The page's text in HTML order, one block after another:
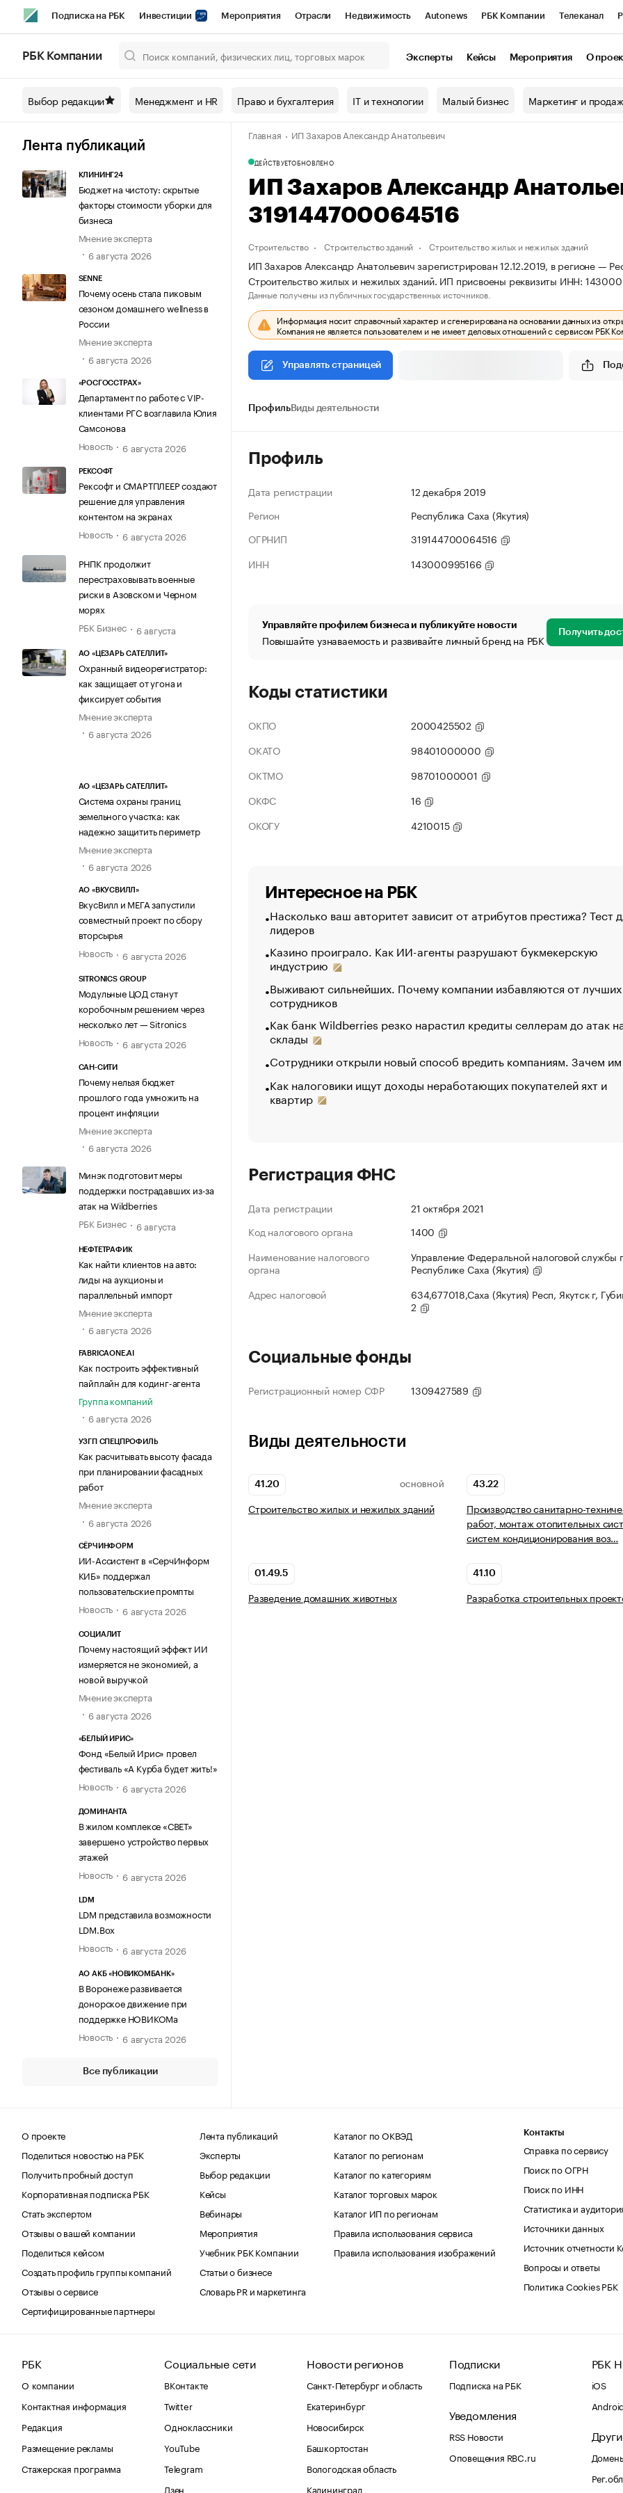
Подписка на РБК Инвестиции Мероприятия Отрасли Недвижимость Autonews РБК Компании Телеканал
Спецпроекты СПб Конференции СПб Спецпроекты Проверка контрагентов
Технологии и медиа Рынок наличной валюты
РБК Компании Эксперты Кейсы Мероприятия О
Выбор редакции Менеджмент и HR Право и бухгалтерия IT и технологии Малый бизнес Маркетинг и
Лента публикаций
КЛИНИНГ24
Бюджет на чистоту: скрытые
факторы стоимости уборки для
бизнеса
Мнение эксперта
6 августа 2026
SENNE
Почему осень стала пиковым
сезоном домашнего wellness в
России
Мнение эксперта
6 августа 2026
«РОСГОССТРАХ»
Департамент по работе с VIP-
клиентами РГС возглавила Юлия
Самсонова
Новость
6 августа 2026
РЕКСОФТ
Рексофт и СМАРТПЛЕЕР создают
решение для управления
контентом на экранах
Новость
6 августа 2026
РНПК продолжит
перестраховывать военные
риски в Азовском и Черном
морях
РБК Бизнес
6 августа
АО «ЦЕЗАРЬ САТЕЛЛИТ»
Охранный видеорегистратор:
как защищает от угона и
фиксирует события
Мнение эксперта
6 августа 2026
АО «ЦЕЗАРЬ САТЕЛЛИТ»
Система охраны границ
земельного участка: как
надежно защитить периметр
Мнение эксперта
6 августа 2026
АО «ВКУСВИЛЛ»
ВкусВилл и МЕГА запустили
совместный проект по сбору
вторсырья
Новость
6 августа 2026
SITRONICS GROUP
Модульные ЦОД станут
коробочным решением через
несколько лет — Sitronics
Новость
6 августа 2026
САН-СИТИ
Почему нельзя бюджет
прошлого года умножить на
процент инфляции
Мнение эксперта
6 августа 2026
Минэк подготовит меры
поддержки пострадавших из-за
атак на Wildberries
РБК Бизнес
6 августа
НЕФТЕТРАФИК
Как найти клиентов на авто:
лиды на аукционы и
параллельный импорт
Мнение эксперта
6 августа 2026
FABRICAONE.AI
Как построить эффективный
пайплайн для кодинг-агента
Группа компаний
6 августа 2026
УЗГП СПЕЦПРОФИЛЬ
Как расчитывать высоту фасада
при планировании фасадных
работ
Мнение эксперта
6 августа 2026
СЁРЧИНФОРМ
ИИ-Ассистент в «СерчИнформ
КИБ» поддержал
пользовательские промпты
Новость
6 августа 2026
СОЦИАЛИТ
Почему настоящий эффект ИИ
измеряется не экономией, а
новой выручкой
Мнение эксперта
6 августа 2026
«БЕЛЫЙ ИРИС»
Фонд «Белый Ирис» провел
фестиваль «А Курба будет жить!»
Новость
6 августа 2026
ДОМИНАНТА
В жилом комплексе «СВЕТ»
завершено устройство первых
этажей
Новость
6 августа 2026
LDM
LDM представила возможности
LDM.Box
Новость
6 августа 2026
АО АКБ «НОВИКОМБАНК»
В Воронеже развивается
донорское движение при
поддержке НОВИКОМа
Новость
6 августа 2026
Все публикации
Главная ИП Захаров Александр Анатольевич
ДЕЙСТВУЕТОБНОВЛЕНО
ИП Захаров Александр
319144700064516
Строительство Строительство зданий Строительство жилых и нежилых зданий
ИП Захаров Александр Анатольевич зарегистрирован 12.12.2019, в регионе —
Строительство жилых и нежилых зданий. ИП присвоены реквизиты ИНН:
Данные получены из публичных государственных источников.
Информация носит справочный характер и сгенерирована на основании данных из
Компания не является пользователем и не имеет деловых отношений с сервисом РБК
Управлять страницей
ПрофильВиды деятельности
Профиль
Дата регистрации
12 декабря 2019
Регион
Республика Саха (Якутия)
ОГРНИП
319144700064516
ИНН
143000995166
Управляйте профилем бизнеса и публикуйте новости
Повышайте узнаваемость и развивайте личный бренд на РБК Получить
Коды статистики
ОКПО
2000425502
ОКАТО
98401000000
ОКТМО
98701000001
ОКФС
16
ОКОГУ
4210015
Интересное на РБК
Насколько ваш авторитет зависит от атрибутов престижа? Тест
лидеров
Казино проиграло. Как ИИ-агенты разрушают букмекерскую
индустрию
Выживают сильнейших. Почему компании избавляются от лучших
сотрудников
Как банк Wildberries резко нарастил кредиты селлерам до атак
склады
Сотрудники открыли новый способ вредить компаниям. Зачем
Как налоговики ищут доходы неработающих покупателей яхт и
квартир
Регистрация ФНС
Дата регистрации
21 октября 2021
Код налогового органа
1400
Наименование налогового
органа
Управление Федеральной налоговой службы
Республике Саха (Якутия)
Адрес налоговой
634,677018,Саха (Якутия) Респ, Якутск г,
2
Социальные фонды
Регистрационный номер СФР 1309427589
Виды деятельности
41.20 ОСНОВНОЙ
Строительство жилых и нежилых зданий
43.22
Производство санитарно-
работ, монтаж отопительных
систем кондиционирования воз…
01.49.5
Разведение домашних животных
41.10
Разработка строительных
О проекте
Поделиться новостью на РБК
Получить пробный доступ
Корпоративная подписка РБК
Стать экспертом
Отзывы о вашей компании
Поделиться кейсом
Создать профиль группы компаний
Отзывы о сервисе
Сертифицированные партнеры
Лента публикаций
Эксперты
Выбор редакции
Кейсы
Вебинары
Мероприятия
Учебник РБК Компании
Статьи о бизнесе
Словарь PR и маркетинга
Каталог по ОКВЭД
Каталог по регионам
Каталог по категориям
Каталог торговых марок
Каталог ИП по регионам
Правила использования сервиса
Правила использования изображений
Контакты
Справка по сервису
Поиск по ОГРН
Поиск по ИНН
Статистика и
Источники данных
Источник отчетности
Вопросы и ответы
Политика Cookies РБК
РБК
О компании
Контактная информация
Редакция
Размещение рекламы
Стажерская программа
Социальные сети
ВКонтакте
Twitter
Одноклассники
YouTube
Telegram
Дзен
Новости регионов
Санкт-Петербург и область
Екатеринбург
Новосибирск
Башкортостан
Вологодская область
Калининград
Подписки
Подписка на РБК
Уведомления
RSS Новости
Оповещения RBC.ru
РБК
iOS